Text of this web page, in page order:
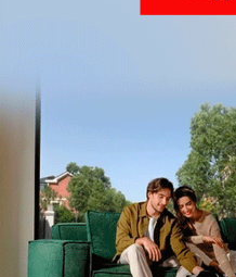
Мы знаем, вам есть что
Войдитеили
оставить комментарий